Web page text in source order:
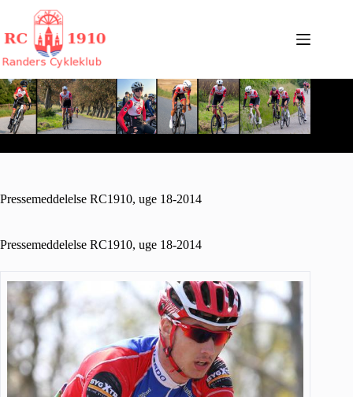
indhold
Pressemeddelelse RC1910, uge 18-2014
Pressemeddelelse RC1910, uge 18-2014